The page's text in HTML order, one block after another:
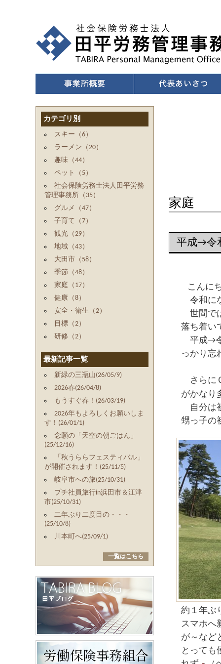
家庭
平成→令
こんに
令和に
世間で
落ち着い
平成→令
っかり忘
さらに
がかなり
自分は
甥っ子の
約１年ぶ
スマホへ
が～など
とっても
カテゴリ別
スキー（6）
ラーメン（20）
趣味（44）
ペット（5）
社会保険労務士法人田平労務
管理事務所（35）
グルメ（47）
子育て（7）
観光（29）
地域（43）
大田市（58）
季節（48）
家庭（17）
健康（8）
安全・衛生（2）
目標（2）
研修（2）
最新記事一覧
新緑の三瓶山(26/05/9)
2026春(26/04/8)
もうすぐ春！(26/03/19)
2026年もよろしくお願いしま
す！(26/01/1)
念願の「天空の朝ごはん」
(25/12/16)
「秋うららフェスティバル」
が開催されます！(25/11/5)
岐阜市への旅(25/10/31)
プチ社員旅行in浜田市＆江津
市(25/10/31)
二年ぶり二度目の・・・
(25/10/8)
川本町へ(25/09/1)
一覧はこちら